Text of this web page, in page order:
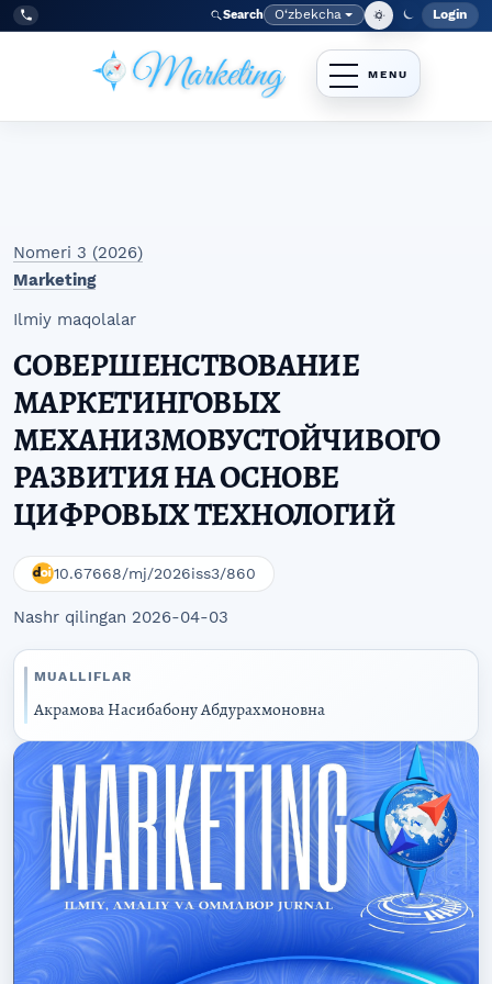
Skip to main navigation menu
Skip to main content
Skip to site footer
Tel:
+998977838464 Search Language
O‘zbekcha Login
Nomeri 3 (2026)
Marketing
Ilmiy maqolalar
СОВЕРШЕНСТВОВАНИЕ
МАРКЕТИНГОВЫХ
МЕХАНИЗМОВУСТОЙЧИВОГО
РАЗВИТИЯ НА ОСНОВЕ
ЦИФРОВЫХ ТЕХНОЛОГИЙ
10.67668/mj/2026iss3/860
Nashr qilingan 2026-04-03
MUALLIFLAR
Акрамова Насибабону Абдурахмоновна